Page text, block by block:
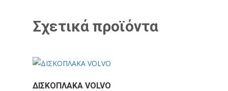
Σχετικά προϊόντα
ΔΙΣΚΟΠΛΑΚΑ VOLVO